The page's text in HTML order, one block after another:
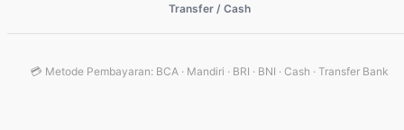
Transfer / Cash
💳 Metode Pembayaran: BCA · Mandiri · BRI · BNI · Cash · Transfer Bank